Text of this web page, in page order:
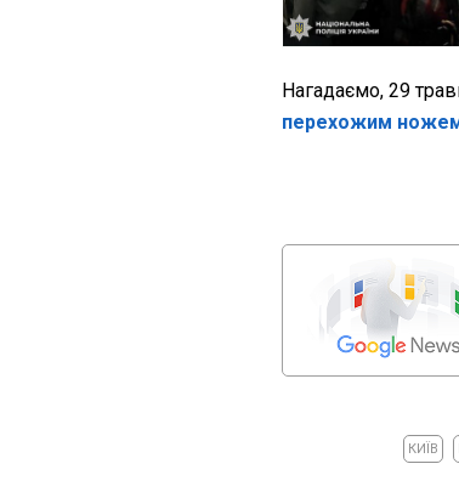
Нагадаємо, 29
перехожим
КИЇВ